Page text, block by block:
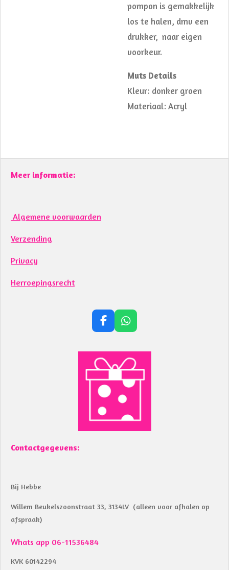
pompon is gemakkelijk
los te halen, dmv een
drukker, naar eigen
voorkeur.
Muts Details
Kleur: donker groen
Materiaal: Acryl
Meer informatie:
Algemene voorwaarden
Verzending
Privacy
Herroepingsrecht
F
a
e
b
o
o
k
W
h
t
A
p
p
Contactgegevens:
Bij Hebbe
Willem Beukelszoonstraat 33, 3134LV (alleen voor afhalen op
afspraak)
Whats app 06-11536484
KVK 60142294